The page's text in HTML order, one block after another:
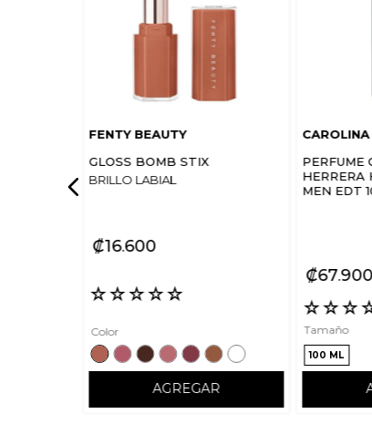
FENTY BEAUTY
GLOSS BOMB STIX
BRILLO LABIAL
₡16600
☆☆☆☆☆
Color
AGREGAR
PERFUME
HERRERA
MEN EDT
₡67900
☆☆☆
Tamaño
100 ML